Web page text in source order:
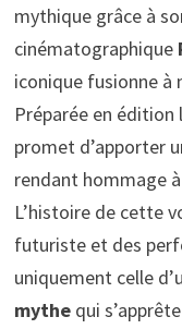
mythique grâce à
cinématographique
iconique fusionne
Préparée en
promet d’apporter
rendant hommage
L’histoire de cette
futuriste et des
uniquement celle
mythequi